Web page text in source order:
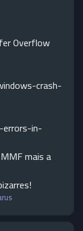
Overflow
crash-
in-
mais a